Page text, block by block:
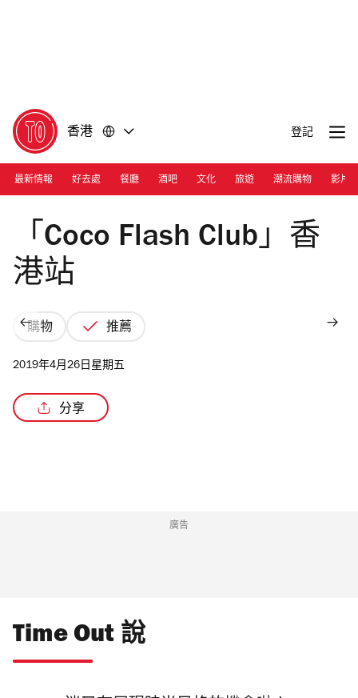
香港 登記
最新情報 好去處 餐廳 酒吧 文化 旅遊 潮流購物 影片
「Coco Flash Club」香
港站
購物 推薦
2019年4月26日星期五
分享
廣告
Time Out 說